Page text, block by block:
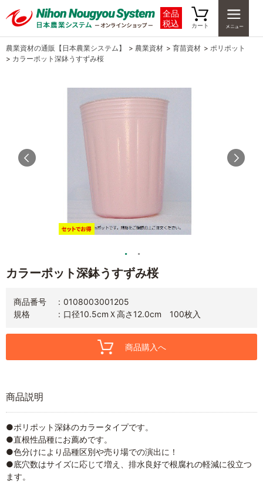
全品
税込
カート
農業資材の通販【日本農業システム】 > 農業資材 > 育苗資材 > ポリポット
> カラーポット深鉢うすずみ桜
カラーポット深鉢うすずみ桜
商品番号
0108003001205
規格
口径10.5cmＸ高さ12.0cm 100枚入
商品購入へ
商品説明
●ポリポット深鉢のカラータイプです。
●直根性品種にお薦めです。
●色分けにより品種区別や売り場での演出に！
●底穴数はサイズに応じて増え、排水良好で根腐れの軽減に役立つ
ます。